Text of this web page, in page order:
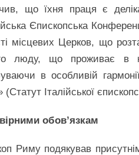
що їхня праця є
Єпископська
місцевих Церков, що
люду, що проживає в
в особливій
(Статут Італійської
обов’язкам
Риму подякував